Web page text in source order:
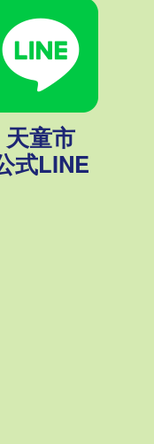
天童市
式LINE